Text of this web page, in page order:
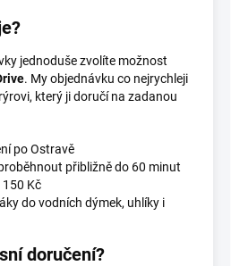
jednoduše zvolíte možnost
. My objednávku co nejrychleji
který ji doručí na zadanou
po Ostravě
přibližně do 60 minut
150 Kč
do vodních dýmek, uhlíky i
doručení?